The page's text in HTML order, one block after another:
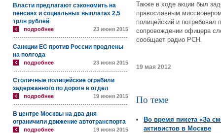
Власти предлагают сэкономить на
пенсиях и социальных выплатах 2,5
трлн рублей
подробнее 23 июня 2015
Санкции ЕС против России продлены
на полгода
подробнее 23 июня 2015
Столичные полицейские ограбили
задержанного по дороге в отдел
подробнее 19 июня 2015
В центре Москвы на два дня
ограничили движение автотранспорта
подробнее 19 июня 2015
Также в ходе акции был
православным
полицейский и потребовал
сопровождении офицера
сообщает радио РСН.
19 мая 2012
По теме
Во время пикета «За
активистов в Москве